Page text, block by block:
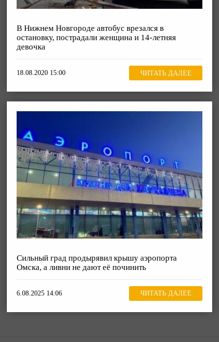
В Нижнем Новгороде автобус врезался в
остановку, пострадали женщина и 14-летняя
девочка
18.08.2020 15:00 ЧИТАТЬ ДАЛЕЕ
Сильный град продырявил крышу аэропорта
Омска, а ливни не дают её починить
6.08.2025 14:06 ЧИТАТЬ ДАЛЕЕ